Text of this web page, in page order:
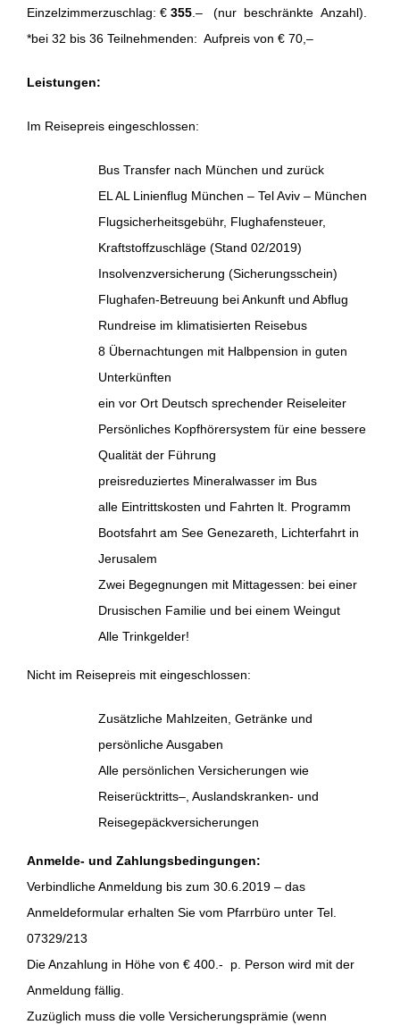
Einzelzimmerzuschlag: € 355.– (nur beschränkte Anzahl).
*bei 32 bis 36 Teilnehmenden: Aufpreis von € 70,–
Leistungen:
Im Reisepreis eingeschlossen:
Bus Transfer nach München und zurück
EL AL Linienflug München – Tel Aviv – München
Flugsicherheitsgebühr, Flughafensteuer,
Kraftstoffzuschläge (Stand 02/2019)
Insolvenzversicherung (Sicherungsschein)
Flughafen-Betreuung bei Ankunft und Abflug
Rundreise im klimatisierten Reisebus
8 Übernachtungen mit Halbpension in guten
Unterkünften
ein vor Ort Deutsch sprechender Reiseleiter
Persönliches Kopfhörersystem für eine bessere
Qualität der Führung
preisreduziertes Mineralwasser im Bus
alle Eintrittskosten und Fahrten lt. Programm
Bootsfahrt am See Genezareth, Lichterfahrt in
Jerusalem
Zwei Begegnungen mit Mittagessen: bei einer
Drusischen Familie und bei einem Weingut
Alle Trinkgelder!
Nicht im Reisepreis mit eingeschlossen:
Zusätzliche Mahlzeiten, Getränke und
persönliche Ausgaben
Alle persönlichen Versicherungen wie
Reiserücktritts–, Auslandskranken- und
Reisegepäckversicherungen
Anmelde- und Zahlungsbedingungen:
Verbindliche Anmeldung bis zum 30.6.2019 – das
Anmeldeformular erhalten Sie vom Pfarrbüro unter Tel.
07329/213
Die Anzahlung in Höhe von € 400.- p. Person wird mit der
Anmeldung fällig.
Zuzüglich muss die volle Versicherungsprämie (wenn